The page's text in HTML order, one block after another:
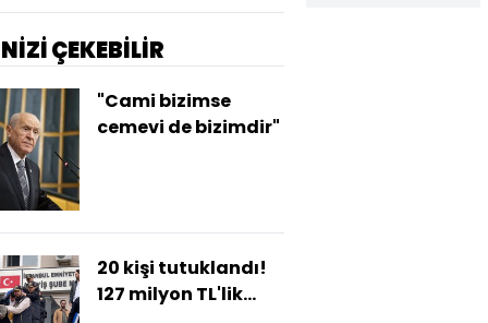
ÇEKEBİLİR
"Cami bizimse
cemevi de bizimdir"
20 kişi tutuklandı!
127 milyon TL'lik